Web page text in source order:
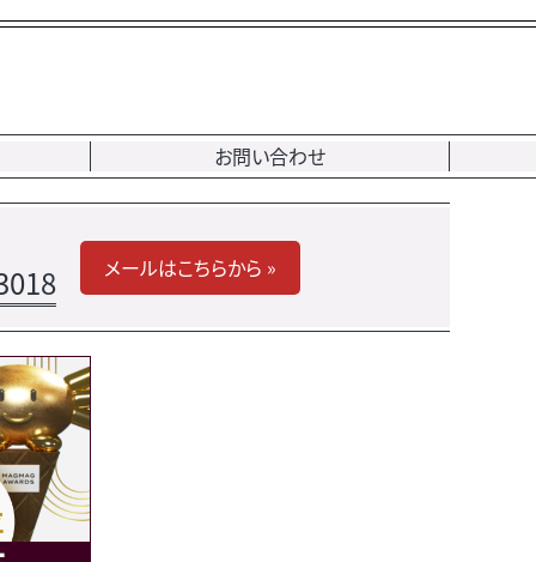
お問い合わせ
メールはこちらから »